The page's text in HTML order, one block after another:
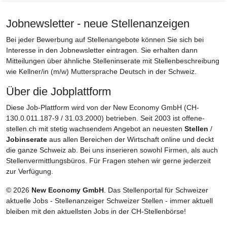
Jobnewsletter - neue Stellenanzeigen
Bei jeder Bewerbung auf Stellenangebote können Sie sich bei
Interesse in den Jobnewsletter eintragen. Sie erhalten dann
Mitteilungen über ähnliche Stelleninserate mit Stellenbeschreibung
wie Kellner/in (m/w) Muttersprache Deutsch in der Schweiz.
Über die Jobplattform
Diese Job-Plattform wird von der New Economy GmbH (CH-
130.0.011.187-9 / 31.03.2000) betrieben. Seit 2003 ist offene-
stellen.ch mit stetig wachsendem Angebot an neuesten Stellen /
Jobinserate aus allen Bereichen der Wirtschaft online und deckt
die ganze Schweiz ab. Bei uns inserieren sowohl Firmen, als auch
Stellenvermittlungsbüros. Für Fragen stehen wir gerne jederzeit
zur Verfügung.
© 2026 New Economy GmbH. Das Stellenportal für Schweizer
aktuelle Jobs - Stellenanzeiger Schweizer Stellen - immer aktuell
bleiben mit den aktuellsten Jobs in der CH-Stellenbörse!